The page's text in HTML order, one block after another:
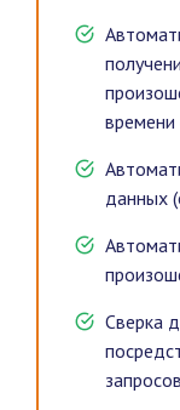
времени
данных
Сверка